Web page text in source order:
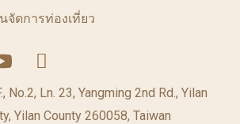
ดการท่องเที่ยว
No.2, Ln. 23, Yangming 2nd Rd., Yilan
Yilan County 260058, Taiwan